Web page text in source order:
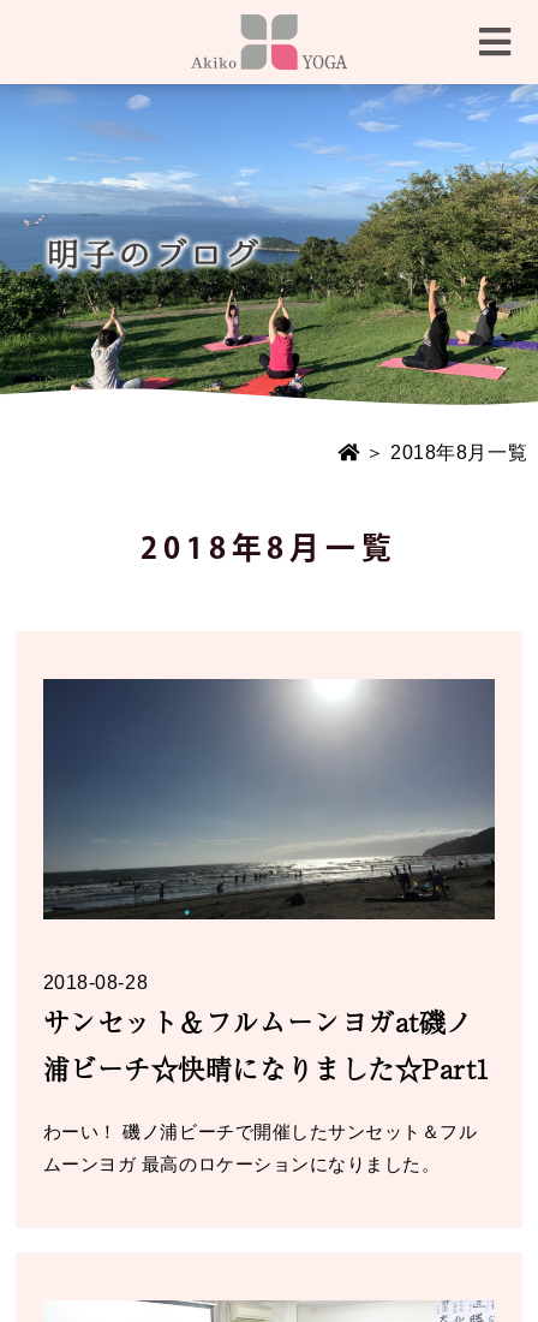
＞ 2018年8月一覧
2018年8月一覧
2018-08-28
サンセット＆フルムーンヨガat磯ノ
浦ビーチ☆快晴になりました☆Part1
わーい！ 磯ノ浦ビーチで開催したサンセット＆フル
ムーンヨガ 最高のロケーションになりました。